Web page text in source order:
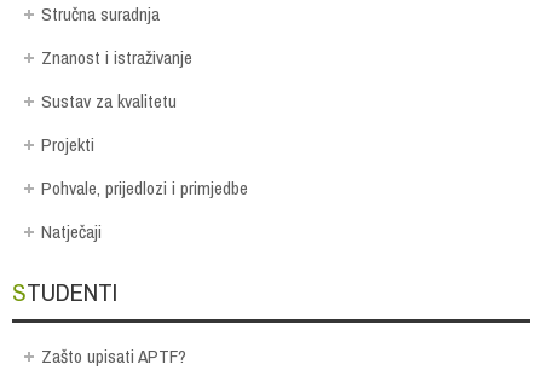
Stručna suradnja
Znanost i istraživanje
Sustav za kvalitetu
Projekti
Pohvale, prijedlozi i primjedbe
Natječaji
STUDENTI
Zašto upisati APTF?